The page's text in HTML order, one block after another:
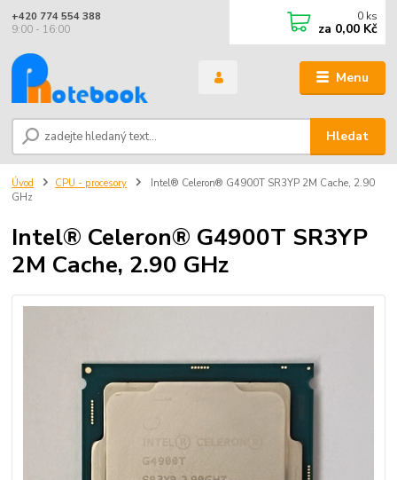
Menu
Hledat
+420 774 554 388
9:00 - 16:00
0 ks
za 0,00 Kč
Úvod CPU - procesory
Intel® Celeron® G4900T SR3YP 2M Cache, 2.90
GHz
Intel® Celeron® G4900T SR3YP
2M Cache, 2.90 GHz